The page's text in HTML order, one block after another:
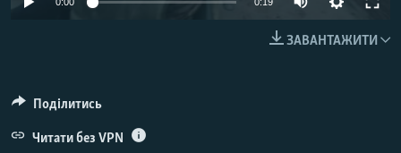
ПОДКАСТИ
ЗАВАНТАЖИТИ
Поділитись
Читати без VPN